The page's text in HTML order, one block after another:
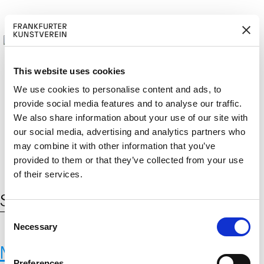
This website uses cookies
We use cookies to personalise content and ads, to
provide social media features and to analyse our traffic.
We also share information about your use of our site with
our social media, advertising and analytics partners who
may combine it with other information that you’ve
provided to them or that they’ve collected from your use
of their services.
C
Necessary
M
ITGLIED W
ERD
EN
Cerca: DE EN
Schlagwort:Lucia Moreno
Momu & No Es